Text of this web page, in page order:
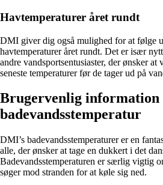
Havtemperaturer året rundt
DMI giver dig også mulighed for at følge
havtemperaturer året rundt. Det er især
andre vandsportsentusiaster, der ønsker at
seneste temperaturer før de tager ud på
Brugervenlig information
badevandsstemperatur
DMI’s badevandsstemperaturer er en
alle, der ønsker at tage en dukkert i det
Badevandsstemperaturen er særlig vigtig
søger mod stranden for at køle sig ned.